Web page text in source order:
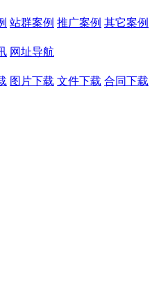
站群案例 推广案例 其它案例
网址导航
图片下载 文件下载 合同下载